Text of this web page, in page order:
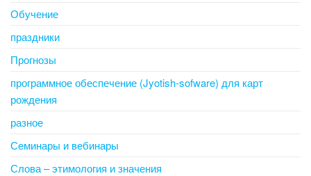
Обучение
праздники
Прогнозы
программное обеспечение (Jyotish-sofware) для карт
рождения
разное
Семинары и вебинары
Слова – этимология и значения